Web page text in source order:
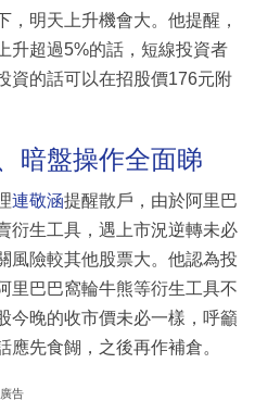
明天上升機會大。他提醒，
升超過5%的話，短線投資者
資的話可以在招股價176元附
暗盤操作全面睇
連敬涵提醒散戶，由於阿里巴
衍生工具，遇上市況逆轉未必
風險較其他股票大。他認為投
里巴巴窩輪牛熊等衍生工具不
今晚的收市價未必一樣，呼籲
先食餬，之後再作補倉。
廣告